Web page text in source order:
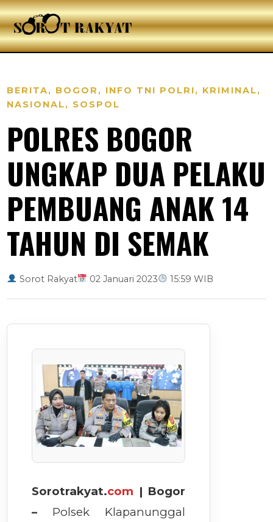
BERITA, BOGOR , INFO TNI POLRI, KRIMINAL,
NASIONAL, SOSPOL
POLRES BOGOR
UNGKAP DUA PELAKU
PEMBUANG ANAK 14
TAHUN DI SEMAK
Sorot Rakyat 02 Januari 2023 15:59 WIB
Sorotrakyat.com | Bogor
– Polsek Klapanunggal